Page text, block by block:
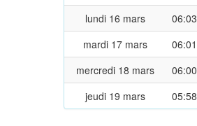
lundi 16 mars
06:03
mardi 17 mars
06:01
mercredi 18 mars
06:00
jeudi 19 mars
05:58